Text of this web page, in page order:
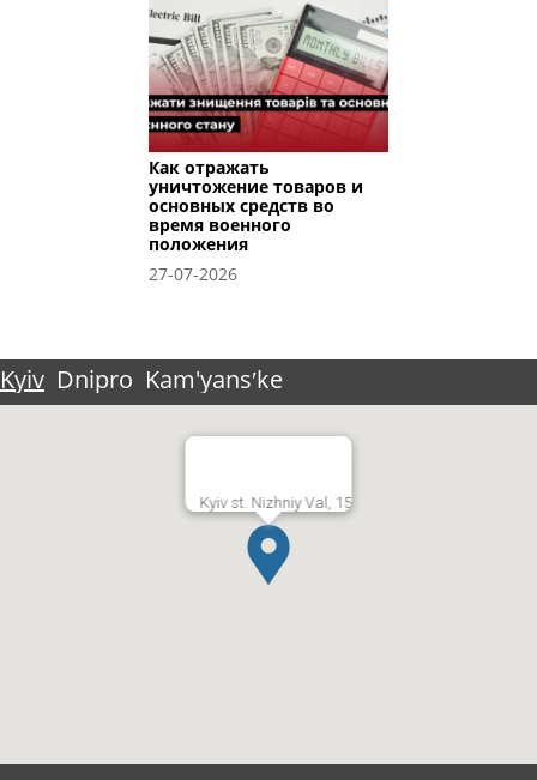
Как отражать
уничтожение товаров и
основных средств во
время военного
положения
27-07-2026
Kyiv Dnipro Kam'yansʹke
Kyiv st. Nizhniy Val, 15